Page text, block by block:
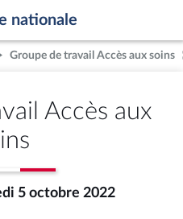
nationale
Groupe de travail Accès aux soins
Accès aux
5 octobre 2022